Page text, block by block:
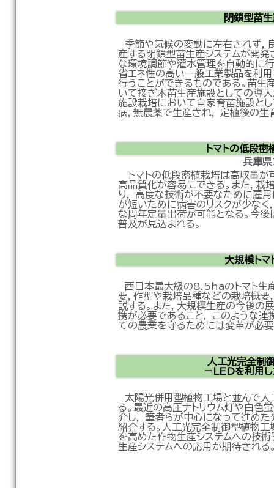
閉鎖型苗
季節や気候の変動に左右されず，
産する閉鎖型苗生産システムが開
な環境調節や灌水管理を自動的に
省エネ性の高い一般工業製品を利
行うことができるものである。苗
いて接ぎ木苗生産施設としての導
施設栽培において自家育苗施設と
病，無農薬で生産され， 定植後の
トマトの低段
兵庫
トマトの低段密植栽培は高収量が
高品質化が容易にできる。また，
り， 高度な技術が不要なために雇
が短いために病害のリスクが少なく
な周年定量出荷が可能となる。今
普及が見込まれる。
大規模トマ
西日本最大級の8.5haのトマト生
要，作型や栽培品種などの栽培概
説する。また，大規模生産の今後の
携が必要であること， このような
ての農業を守るためには変革が必
人工光完全制
－LEDを利用
太陽光併用型植物工場と並んで
る。最近の高圧ナトリウム灯や白色
介し， 筆者らが中心になって進め
紹介する。人工光完全制御型植物
を高めた作物生産システムへの技
生産システムへの応用が期待される